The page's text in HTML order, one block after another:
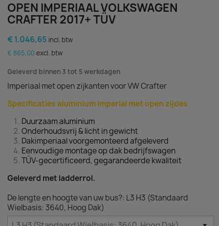
OPEN IMPERIAAL VOLKSWAGEN
CRAFTER 2017+ TÜV
€ 1.046,65 incl. btw
€ 865,00 excl. btw
Geleverd binnen 3 tot 5 werkdagen
Imperiaal met open zijkanten voor VW Crafter
Specificaties aluminium Imperial met open zijdes
Duurzaam aluminium
Onderhoudsvrij & licht in gewicht
Dakimperiaal voorgemonteerd afgeleverd
Eenvoudige montage op dak bedrijfswagen
TÜV-gecertificeerd, gegarandeerde kwaliteit
Geleverd met ladderrol.
De lengte en hoogte van uw bus?: L3 H3 (Standaard
Wielbasis: 3640, Hoog Dak)